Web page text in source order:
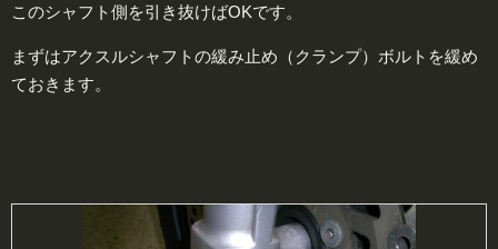
このシャフト側を引き抜けばOKです。
まずはアクスルシャフトの緩み止め（クランプ）ボルトを緩め
ておきます。